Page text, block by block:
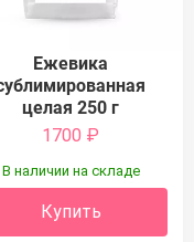
Ежевика
целая 250 г
1700 ₽
В наличии на складе
Купить